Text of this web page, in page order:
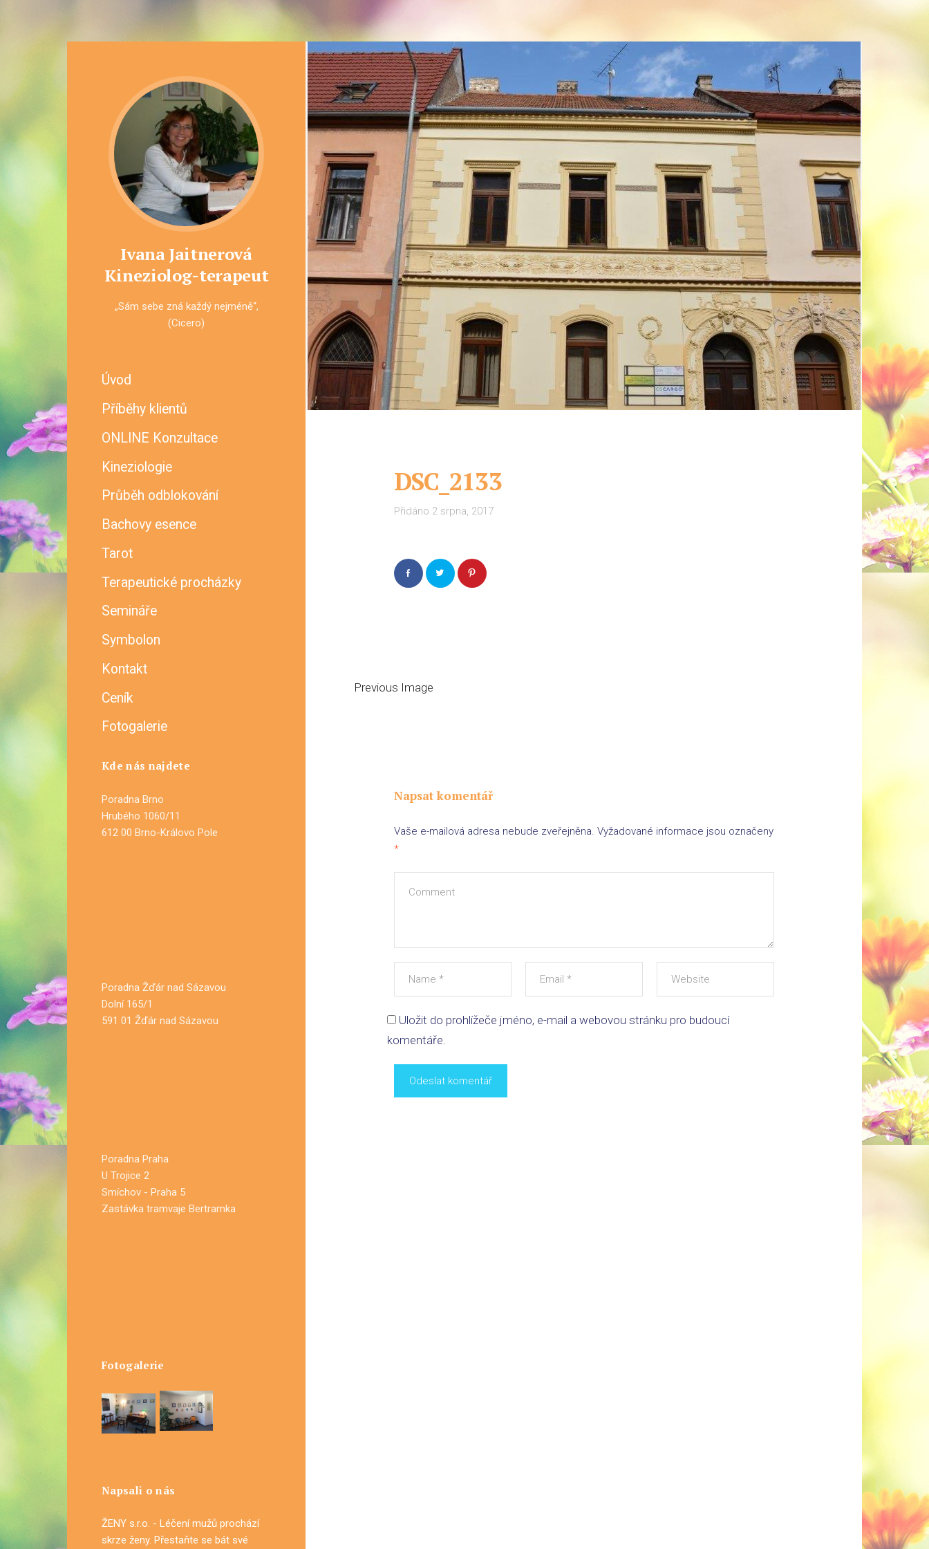
Ivana Jaitnerová
Kineziolog-terapeut
„Sám sebe zná každý nejméně“,
(Cicero)
Úvod
Příběhy klientů
ONLINE Konzultace
Kineziologie
Průběh odblokování
Bachovy esence
Tarot
Terapeutické procházky
Semináře
Symbolon
Kontakt
Ceník
Fotogalerie
Kde nás najdete
Poradna Brno
Hrubého 1060/11
612 00 Brno-Královo Pole
Poradna Žďár nad Sázavou
Dolní 165/1
591 01 Žďár nad Sázavou
Poradna Praha
U Trojice 2
Smíchov - Praha 5
Zastávka tramvaje Bertramka
Fotogalerie
Napsali o nás
ŽENY s.r.o. - Léčení mužů prochází
skrze ženy. Přestaňte se bát své
DSC_2133
Přidáno 2 srpna, 2017
Previous Image
Napsat komentář
Vaše e-mailová adresa nebude zveřejněna. Vyžadované informace jsou označeny
*
Uložit do prohlížeče jméno, e-mail a webovou stránku pro budoucí
komentáře.